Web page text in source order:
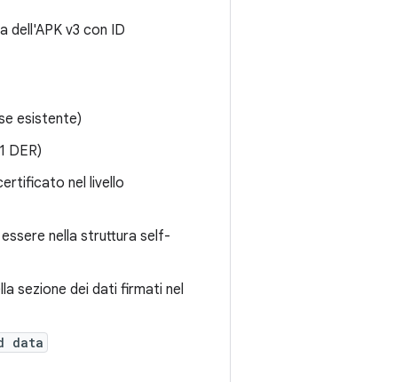
dell'APK v3 con ID
esistente)
DER)
nel livello
nella struttura self-
sezione dei dati firmati nel
data